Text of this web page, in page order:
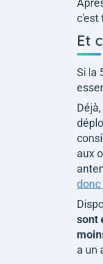
c'est
Et
Si la
aux
sont
a un